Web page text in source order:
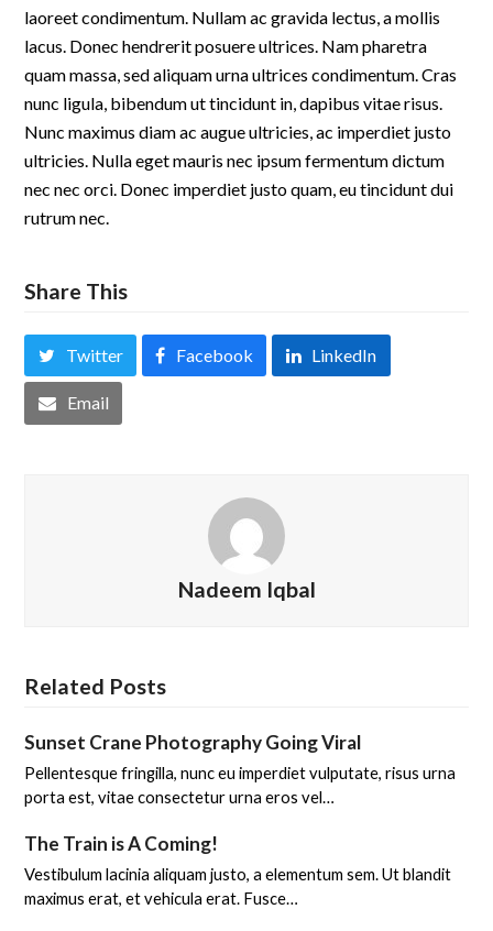
laoreet condimentum. Nullam ac gravida lectus, a mollis
lacus. Donec hendrerit posuere ultrices. Nam pharetra
quam massa, sed aliquam urna ultrices condimentum. Cras
nunc ligula, bibendum ut tincidunt in, dapibus vitae risus.
Nunc maximus diam ac augue ultricies, ac imperdiet justo
ultricies. Nulla eget mauris nec ipsum fermentum dictum
nec nec orci. Donec imperdiet justo quam, eu tincidunt dui
rutrum nec.
Share This
Twitter Facebook LinkedIn
Email
Nadeem Iqbal
Related Posts
Sunset Crane Photography Going Viral
Pellentesque fringilla, nunc eu imperdiet vulputate, risus urna
porta est, vitae consectetur urna eros vel…
The Train is A Coming!
Vestibulum lacinia aliquam justo, a elementum sem. Ut blandit
maximus erat, et vehicula erat. Fusce…